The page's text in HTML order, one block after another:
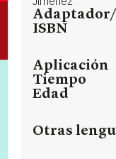
Adaptador/
ISBN
Aplicación
Tiempo
Edad
Otras